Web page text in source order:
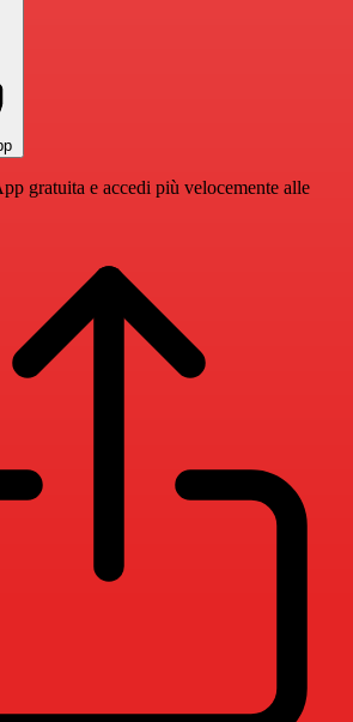
gratuita e accedi più velocemente alle